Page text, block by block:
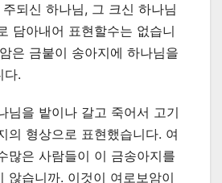
되신 하나님, 그 크신 하나님
담아내어 표현할수는 없습니
은 금붙이 송아지에 하나님을
다.
님을 밭이나 갈고 죽어서 고기
의 형상으로 표현했습니다. 여
많은 사람들이 이 금송아지를
않습니까. 이것이 여로보암이